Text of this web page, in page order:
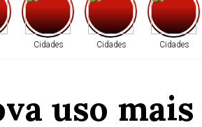
Cidades Cidades Cidades
uso